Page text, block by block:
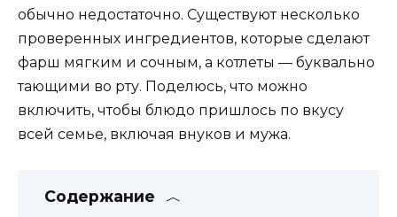
обычно недостаточно. Существуют несколько
проверенных ингредиентов, которые сделают
фарш мягким и сочным, а котлеты — буквально
тающими во рту. Поделюсь, что можно
включить, чтобы блюдо пришлось по вкусу
всей семье, включая внуков и мужа.
Содержание